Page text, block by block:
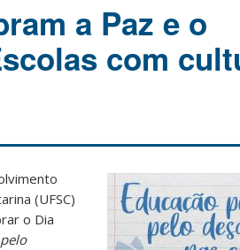
a Paz e o
com
(UFSC)
o Dia